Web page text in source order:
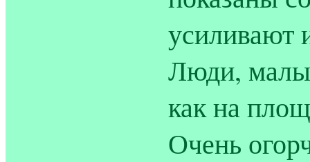
усиливают
Люди,
как на
Очень